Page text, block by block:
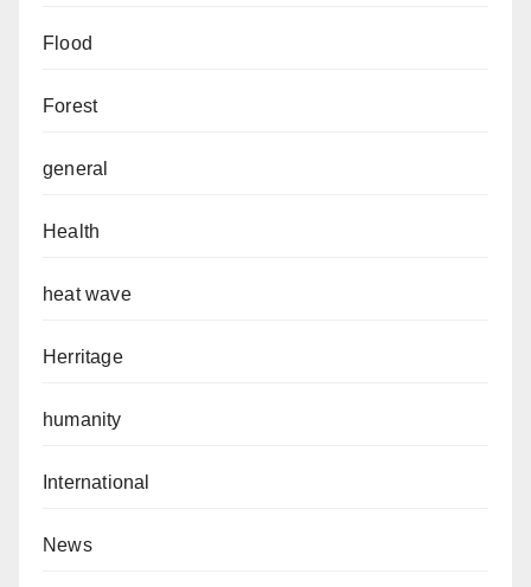
Flood
Forest
general
Health
heat wave
Herritage
humanity
International
News